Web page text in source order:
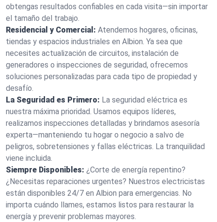
obtengas resultados confiables en cada visita—sin importar
el tamaño del trabajo.
Residencial y Comercial: Atendemos hogares, oficinas,
tiendas y espacios industriales en Albion. Ya sea que
necesites actualización de circuitos, instalación de
generadores o inspecciones de seguridad, ofrecemos
soluciones personalizadas para cada tipo de propiedad y
desafío.
La Seguridad es Primero: La seguridad eléctrica es
nuestra máxima prioridad. Usamos equipos líderes,
realizamos inspecciones detalladas y brindamos asesoría
experta—manteniendo tu hogar o negocio a salvo de
peligros, sobretensiones y fallas eléctricas. La tranquilidad
viene incluida.
Siempre Disponibles: ¿Corte de energía repentino?
¿Necesitas reparaciones urgentes? Nuestros electricistas
están disponibles 24/7 en Albion para emergencias. No
importa cuándo llames, estamos listos para restaurar la
energía y prevenir problemas mayores.